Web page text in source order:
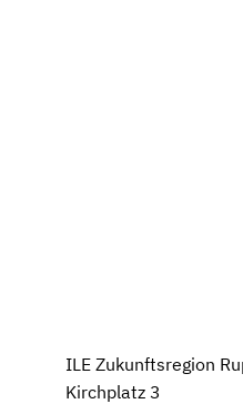
ILE Zukunftsregion
Kirchplatz 3